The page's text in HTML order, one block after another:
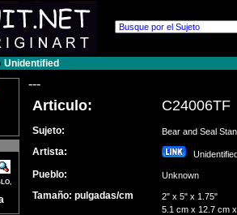
Unidentified
---
Articulo: C24006TF
Sujeto: Bear and Seal
Artista:
Pueblo: Unknown
Tamaño: pulgadas/cm
2" x 5" x 1.75"
5.1 cm x 12.7 cm